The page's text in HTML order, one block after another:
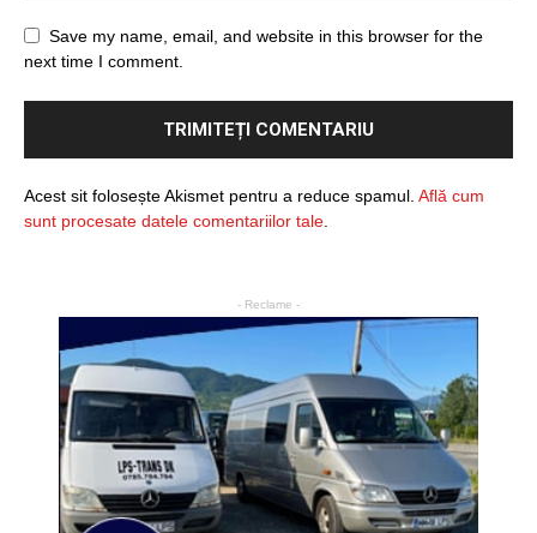
Save my name, email, and website in this browser for the
next time I comment.
Acest sit folosește Akismet pentru a reduce spamul. Află cum
sunt procesate datele comentariilor tale
- Reclame -